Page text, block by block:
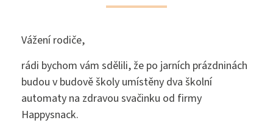
Klub přátel školy
Vážení rodiče,
rádi bychom vám sdělili, že po jarních prázdninách
budou v budově školy umístěny dva školní
automaty na zdravou svačinku od firmy
Happysnack.